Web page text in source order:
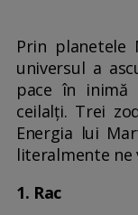
Prin planetele
universul a
pace în
ceilalți. Trei
Energia lui
literalmente ne
1. Rac